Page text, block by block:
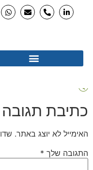
כתיבת תגובה
האימייל לא יוצג באתר.
התגובה שלך *